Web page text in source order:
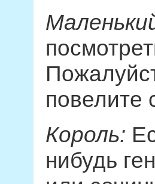
повелите
Король:
нибудь